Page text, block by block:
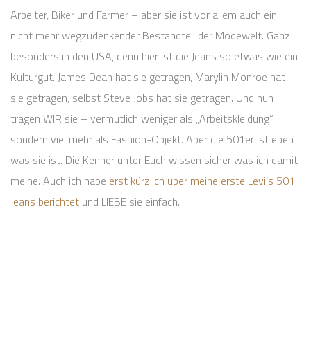
Arbeiter, Biker und Farmer – aber sie ist vor allem auch ein
nicht mehr wegzudenkender Bestandteil der Modewelt. Ganz
besonders in den USA, denn hier ist die Jeans so etwas wie ein
Kulturgut. James Dean hat sie getragen, Marylin Monroe hat
sie getragen, selbst Steve Jobs hat sie getragen. Und nun
tragen WIR sie – vermutlich weniger als „Arbeitskleidung“
sondern viel mehr als Fashion-Objekt. Aber die 501er ist eben
was sie ist. Die Kenner unter Euch wissen sicher was ich damit
meine. Auch ich habe erst kürzlich über meine erste Levi’s 501
Jeans berichtet und LIEBE sie einfach.